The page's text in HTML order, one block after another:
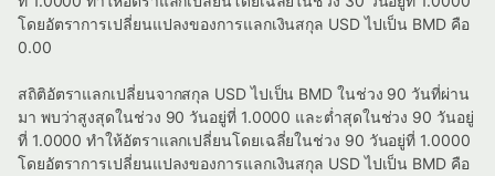
โดยอัตราการเปลี่ยนแปลงของการแลกเงินสกุล USD ไปเป็น BMD คือ
0.00
สถิติอัตราแลกเปลี่ยนจากสกุล USD ไปเป็น BMD ในช่วง 90 วันที่ผ่าน
มา พบว่าสูงสุดในช่วง 90 วันอยู่ที่ 1.0000 และต่ำสุดในช่วง 90 วันอยู่
ที่ 1.0000 ทำให้อัตราแลกเปลี่ยนโดยเฉลี่ยในช่วง 90 วันอยู่ที่ 1.0000
โดยอัตราการเปลี่ยนแปลงของการแลกเงินสกุล USD ไปเป็น BMD คือ